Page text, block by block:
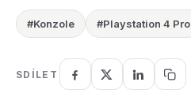
#Konzole #Playstation 4 Pro
SDÍLET